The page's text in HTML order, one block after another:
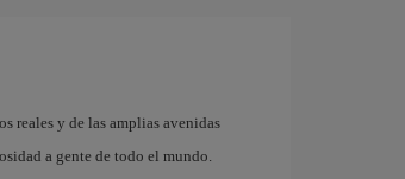
reales y de las amplias avenidas
a gente de todo el mundo.